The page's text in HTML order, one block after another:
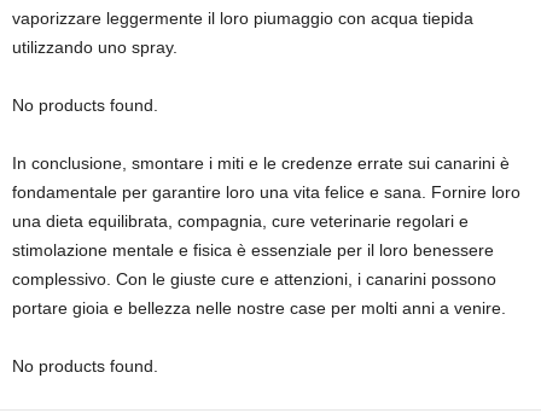
vaporizzare leggermente il loro piumaggio con acqua tiepida
utilizzando uno spray.
No products found.
In conclusione, smontare i miti e le credenze errate sui canarini è
fondamentale per garantire loro una vita felice e sana. Fornire loro
una dieta equilibrata, compagnia, cure veterinarie regolari e
stimolazione mentale e fisica è essenziale per il loro benessere
complessivo. Con le giuste cure e attenzioni, i canarini possono
portare gioia e bellezza nelle nostre case per molti anni a venire.
No products found.